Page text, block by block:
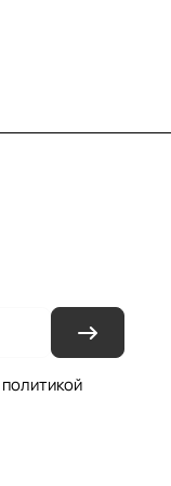
политикой